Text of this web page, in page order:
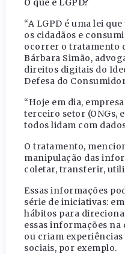
O que é LGPD?
“A LGPD é uma lei
os cidadãos e
ocorrer o tratamento
Bárbara Simão,
direitos digitais do
Defesa do
“Hoje em dia,
terceiro setor (ONGs,
todos lidam com
O tratamento,
manipulação das
coletar, transferir,
Essas informações
série de iniciativas:
hábitos para
essas informações
ou criam
sociais, por exemplo.